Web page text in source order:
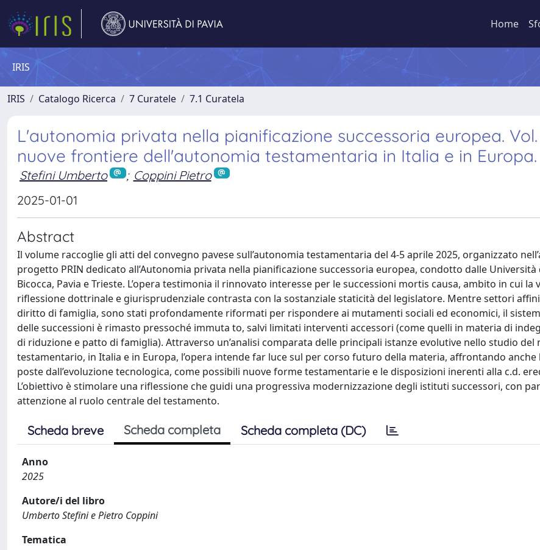
Home
IRIS
IRIS Catalogo Ricerca 7 Curatele 7.1 Curatela
L'autonomia privata nella pianificazione successoria europea. Vol.
nuove frontiere dell'autonomia testamentaria in Italia e in Europa.
Stefini Umberto ; Coppini Pietro
2025-01-01
Abstract
Il volume raccoglie gli atti del convegno pavese sull’autonomia testamentaria del 4-5 aprile 2025, organizzato
progetto PRIN dedicato all’Autonomia privata nella pianificazione successoria europea, condotto dalle Università
Bicocca, Pavia e Trieste. L’opera testimonia il rinnovato interesse per le successioni mortis causa, ambito in cui la
riflessione dottrinale e giurisprudenziale contrasta con la sostanziale staticità del legislatore. Mentre settori
diritto di famiglia, sono stati profondamente riformati per rispondere ai mutamenti sociali ed economici, il
delle successioni è rimasto pressoché immuta to, salvi limitati interventi accessori (come quelli in materia di
di riduzione e patto di famiglia). Attraverso un’analisi comparata delle principali istanze evolutive nello studio del
testamentario, in Italia e in Europa, l’opera intende far luce sul per corso futuro della materia, affrontando anche
poste dall’evoluzione tecnologica, come possibili nuove forme testamentarie e le disposizioni inerenti alla c.d.
L’obiettivo è stimolare una riflessione che guidi una progressiva modernizzazione degli istituti successori, con
attenzione al ruolo centrale del testamento.
Scheda breve Scheda completa Scheda completa (DC)
Anno
2025
Autore/i del libro
Umberto Stefini e Pietro Coppini
Tematica